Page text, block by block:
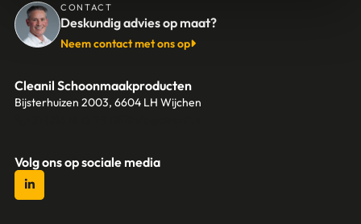
CONTACT
Deskundig advies op maat?
Neem contact met ons op
Cleanil Schoonmaakproducten
Bijsterhuizen 2003, 6604 LH Wijchen
Volg ons op sociale media